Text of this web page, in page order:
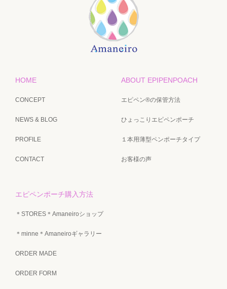
HOME
CONCEPT
NEWS & BLOG
PROFILE
CONTACT
ABOUT EPIPENPOACH
エピペン®の保管方法
ひょっこりエピペンポーチ
１本用薄型ペンポーチタイプ
お客様の声
エピペンポーチ購入方法
＊STORES＊Amaneiroショップ
＊minne＊Amaneiroギャラリー
ORDER MADE
ORDER FORM